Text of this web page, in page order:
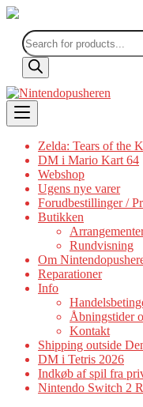
Products
search
Skip
to
content
Zelda: Tears of the
DM i Mario Kart 64
Webshop
Ugens nye varer
Forudbestillinger /
Butikken
Rundvisning
Om
Reparationer
Info
Åbningstider
Kontakt
Shipping outside
DM i Tetris 2026
Indkøb af spil fra
Nintendo Switch 2